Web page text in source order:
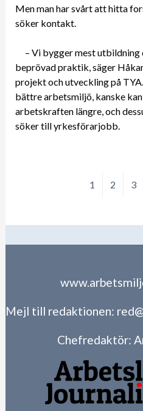
Men man har svårt att hitta
söker kontakt.
– Vi bygger mest
beprövad praktik, säger
projekt och utveckling på
bättre arbetsmiljö, kanske
arbetskraften längre, och
söker till yrkesförarjobb.
1 2 3
Mejl till redaktionen:
Chefredaktör: